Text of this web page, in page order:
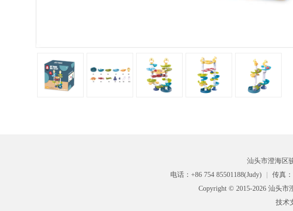
汕头市澄海区
电话：+86 754 85501188(Judy)
传真
Copyright © 2015-2026 汕头市
技术